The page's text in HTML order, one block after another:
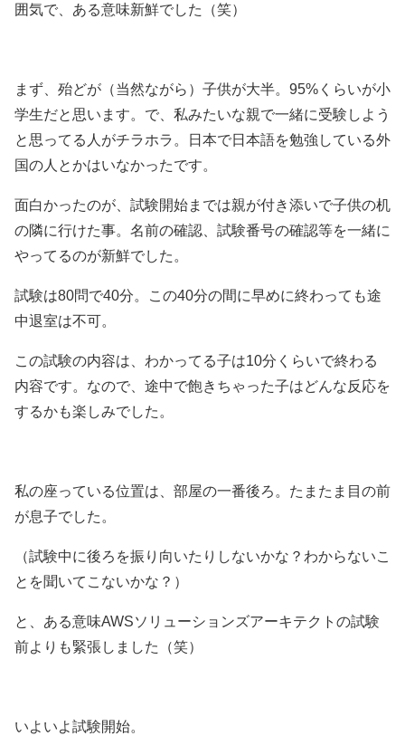
囲気で、ある意味新鮮でした（笑）
まず、殆どが（当然ながら）子供が大半。95%くらいが小
学生だと思います。で、私みたいな親で一緒に受験しよう
と思ってる人がチラホラ。日本で日本語を勉強している外
国の人とかはいなかったです。
面白かったのが、試験開始までは親が付き添いで子供の机
の隣に行けた事。名前の確認、試験番号の確認等を一緒に
やってるのが新鮮でした。
試験は80問で40分。この40分の間に早めに終わっても途
中退室は不可。
この試験の内容は、わかってる子は10分くらいで終わる
内容です。なので、途中で飽きちゃった子はどんな反応を
するかも楽しみでした。
私の座っている位置は、部屋の一番後ろ。たまたま目の前
が息子でした。
（試験中に後ろを振り向いたりしないかな？わからないこ
とを聞いてこないかな？）
と、ある意味AWSソリューションズアーキテクトの試験
前よりも緊張しました（笑）
いよいよ試験開始。